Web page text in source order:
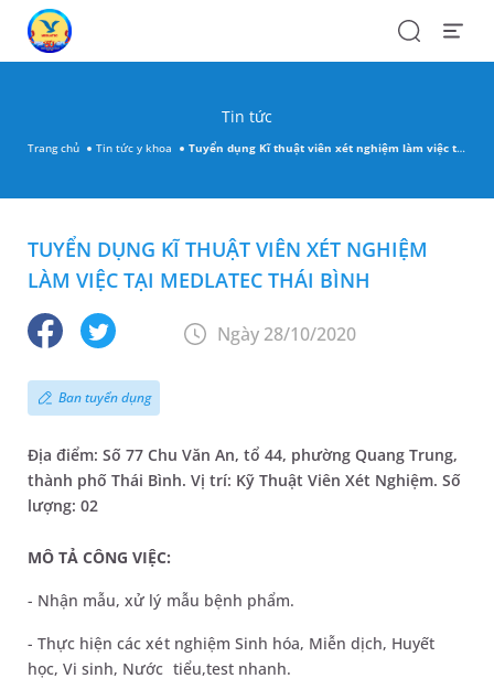
SearchOpen
Tin tức
Trang chủ Tin tức y khoa Tuyển dụng Kĩ thuật viên xét nghiệm làm việc tại MEDLATEC Thái Bình
TUYỂN DỤNG KĨ THUẬT VIÊN XÉT NGHIỆM
LÀM VIỆC TẠI MEDLATEC THÁI BÌNH
Ngày 28/10/2020
Ban tuyển dụng
Địa điểm: Số 77 Chu Văn An, tổ 44, phường Quang Trung,
thành phố Thái Bình. Vị trí: Kỹ Thuật Viên Xét Nghiệm. Số
lượng: 02
MÔ TẢ CÔNG VIỆC:
- Nhận mẫu, xử lý mẫu bệnh phẩm.
- Thực hiện các xét nghiệm Sinh hóa, Miễn dịch, Huyết
học, Vi sinh, Nước tiểu,test nhanh.